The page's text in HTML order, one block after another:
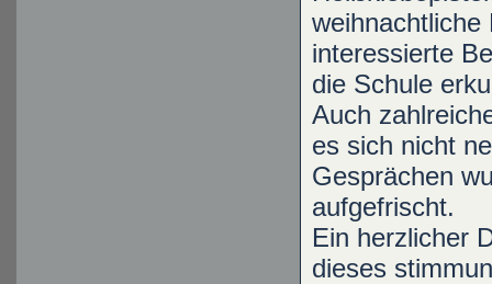
weihnachtliche
interessierte
die Schule
Auch
es sich nicht
Gesprächen
aufgefrischt.
Ein herzlicher
dieses